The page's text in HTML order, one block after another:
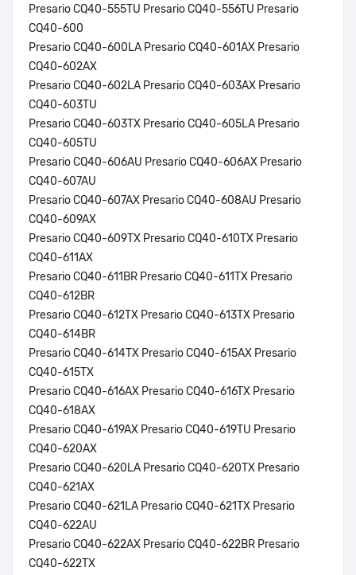
Presario CQ40-555TU Presario CQ40-556TU Presario
CQ40-600
Presario CQ40-600LA Presario CQ40-601AX Presario
CQ40-602AX
Presario CQ40-602LA Presario CQ40-603AX Presario
CQ40-603TU
Presario CQ40-603TX Presario CQ40-605LA Presario
CQ40-605TU
Presario CQ40-606AU Presario CQ40-606AX Presario
CQ40-607AU
Presario CQ40-607AX Presario CQ40-608AU Presario
CQ40-609AX
Presario CQ40-609TX Presario CQ40-610TX Presario
CQ40-611AX
Presario CQ40-611BR Presario CQ40-611TX Presario
CQ40-612BR
Presario CQ40-612TX Presario CQ40-613TX Presario
CQ40-614BR
Presario CQ40-614TX Presario CQ40-615AX Presario
CQ40-615TX
Presario CQ40-616AX Presario CQ40-616TX Presario
CQ40-618AX
Presario CQ40-619AX Presario CQ40-619TU Presario
CQ40-620AX
Presario CQ40-620LA Presario CQ40-620TX Presario
CQ40-621AX
Presario CQ40-621LA Presario CQ40-621TX Presario
CQ40-622AU
Presario CQ40-622AX Presario CQ40-622BR Presario
CQ40-622TX